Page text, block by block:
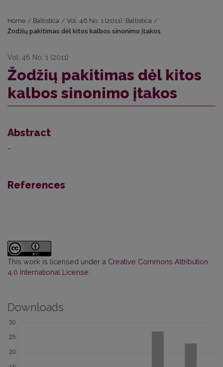
Home / Baltistica / Vol. 46 No. 1 (2011): Baltistica /
Žodžių pakitimas dėl kitos kalbos sinonimo įtakos
Vol. 46 No. 1 (2011)
Žodžių pakitimas dėl kitos
kalbos sinonimo įtakos
Abstract
–
References
This work is licensed under a Creative Commons Attribution
4.0 International License
Downloads